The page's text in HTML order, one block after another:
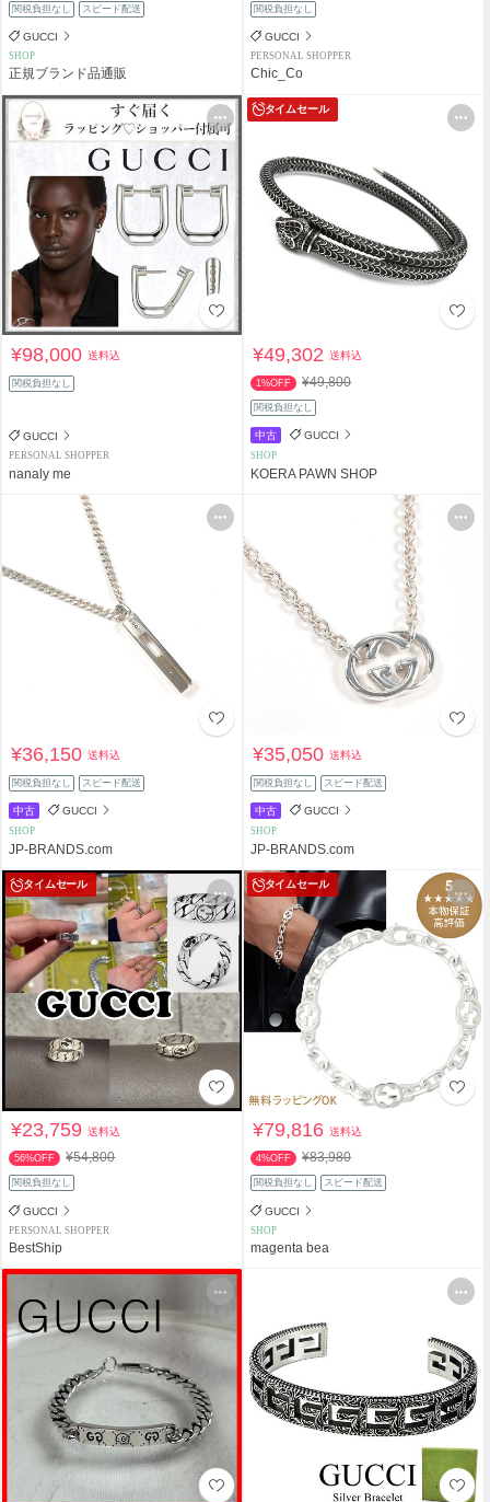
関税負担なし スピード配送
GUCCI
SHOP
正規ブランド品通販
関税負担なし
GUCCI
PERSONAL SHOPPER
Chic_Co
¥98,000送料込
関税負担なし
GUCCI
PERSONAL SHOPPER
nanaly me
タイムセール
¥49,302送料込
1%OFF ¥49,800
関税負担なし
中古 GUCCI
SHOP
KOERA PAWN SHOP
¥36,150送料込
関税負担なし スピード配送
中古 GUCCI
SHOP
JP-BRANDS.com
¥35,050送料込
関税負担なし スピード配送
中古 GUCCI
SHOP
JP-BRANDS.com
タイムセール
¥23,759送料込
56%OFF ¥54,800
関税負担なし
GUCCI
PERSONAL SHOPPER
BestShip
タイムセール
¥79,816送料込
4%OFF ¥83,980
関税負担なし スピード配送
GUCCI
SHOP
magenta bea